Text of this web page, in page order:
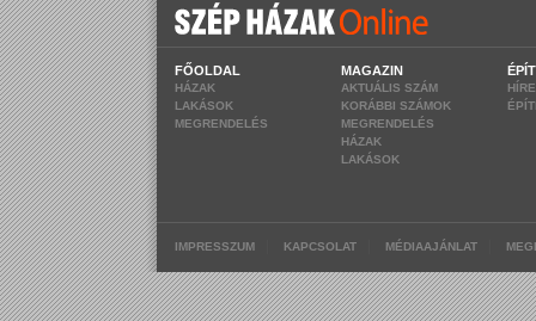
FŐOLDAL
HÁZAK
LAKÁSOK
MEGRENDELÉS
MAGAZIN
AKTUÁLIS SZÁM
KORÁBBI SZÁMOK
MEGRENDELÉS
HÁZAK
LAKÁSOK
IMPRESSZUM KAPCSOLAT MÉDIAAJÁNLAT